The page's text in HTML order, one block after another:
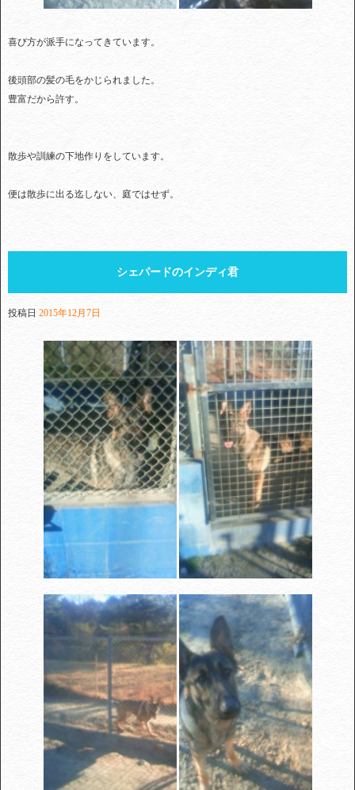
喜び方が派手になってきています。
後頭部の髪の毛をかじられました。
豊富だから許す。
散歩や訓練の下地作りをしています。
便は散歩に出る迄しない、庭ではせず。
シェパードのインディ君
投稿日 2015年12月7日